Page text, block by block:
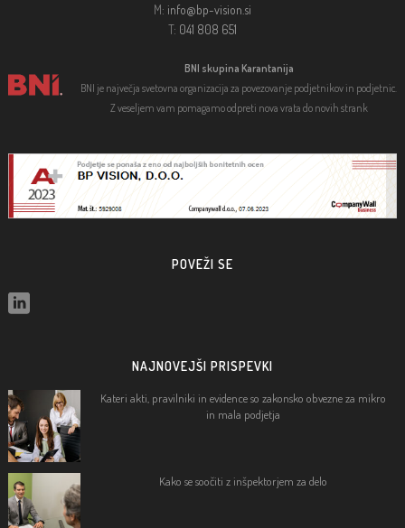
M: info@bp-vision.si
T: 041 808 651
BNI skupina Karantanija
BNI je največja svetovna organizacija za povezovanje podjetnikov in podjetnic.
Z veseljem vam pomagamo odpreti nova vrata do novih strank
POVEŽI SE
NAJNOVEJŠI PRISPEVKI
Kateri akti, pravilniki in evidence so zakonsko obvezne za mikro
in mala podjetja
Kako se soočiti z inšpektorjem za delo